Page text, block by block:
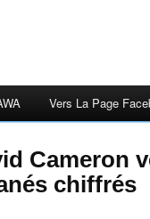
Vers La Page
Cameron
chiffrés